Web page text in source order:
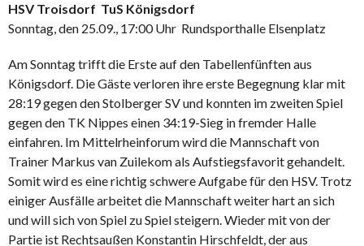
HSV Troisdorf  TuS Königsdorf
Sonntag, den 25.09., 17:00 Uhr  Rundsporthalle Elsenplatz
Am Sonntag trifft die Erste auf den Tabellenfünften aus
Königsdorf. Die Gäste verloren ihre erste Begegnung klar mit
28:19 gegen den Stolberger SV und konnten im zweiten Spiel
gegen den TK Nippes einen 34:19-Sieg in fremder Halle
einfahren. Im Mittelrheinforum wird die Mannschaft von
Trainer Markus van Zuilekom als Aufstiegsfavorit gehandelt.
Somit wird es eine richtig schwere Aufgabe für den HSV. Trotz
einiger Ausfälle arbeitet die Mannschaft weiter hart an sich
und will sich von Spiel zu Spiel steigern. Wieder mit von der
Partie ist Rechtsaußen Konstantin Hirschfeldt, der aus